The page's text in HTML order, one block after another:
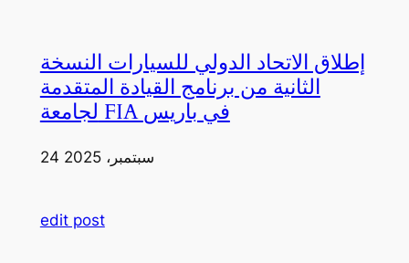
إطلاق الاتحاد الدولي للسيارات النسخة
الثانية من برنامج القيادة المتقدمة
لجامعة FIA في باريس
24 سبتمبر، 2025
edit post